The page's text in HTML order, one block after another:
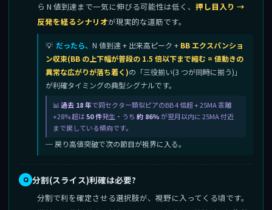
ら N 値到達まで一気に伸びる可能性は低く、 押し目入り →
反発を経るシナリオが現実的な道筋です。
だったら、 N 値到達 + 出来高ピーク + BB エクスパンショ
ン収束(BB の上下幅が普段の 1.5 倍以下まで縮む = 値動きの
異常な広がりが落ち着く)の「三役揃い(3 つが同時に揃う)」
が利確タイミングの典型シグナルです。
過去 18 年で同セクター類似ピアのBB 4 倍超 + 25MA 乖離
+28% 超は50 件発生・うち 約 86%が翌月以内に 25MA 付近
まで戻している傾向です。
─ 戻り高値突破で次の節目が視界に入る。
分割(スライス)利確は必要?
分割で利を確定させる選択肢が、視野に入ってくる頃です。